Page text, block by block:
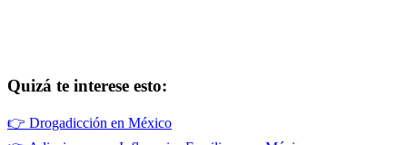
Quizá te interese esto:
👉 Drogadicción en México